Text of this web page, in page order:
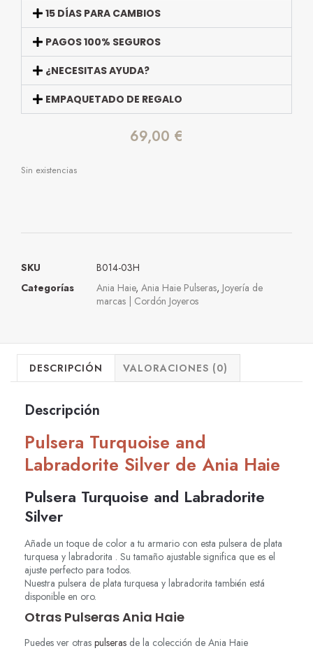
15 DÍAS PARA CAMBIOS
PAGOS 100% SEGUROS
¿NECESITAS AYUDA?
EMPAQUETADO DE REGALO
69,00 €
Sin existencias
SKU
B014-03H
Categorías
Ania Haie, Ania Haie Pulseras, Joyería de
marcas | Cordón Joyeros
DESCRIPCIÓN VALORACIONES (0)
Descripción
Pulsera Turquoise and
Labradorite Silver de Ania Haie
Pulsera Turquoise and Labradorite
Silver
Añade un toque de color a tu armario con esta pulsera de plata
turquesa y labradorita . Su tamaño ajustable significa que es el
ajuste perfecto para todos.
Nuestra pulsera de plata turquesa y labradorita también está
disponible en oro.
Otras Pulseras Ania Haie
Puedes ver otras pulseras de la colección de Ania Haie